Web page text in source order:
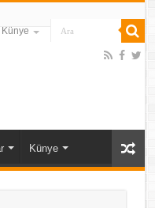
Künye
Künye